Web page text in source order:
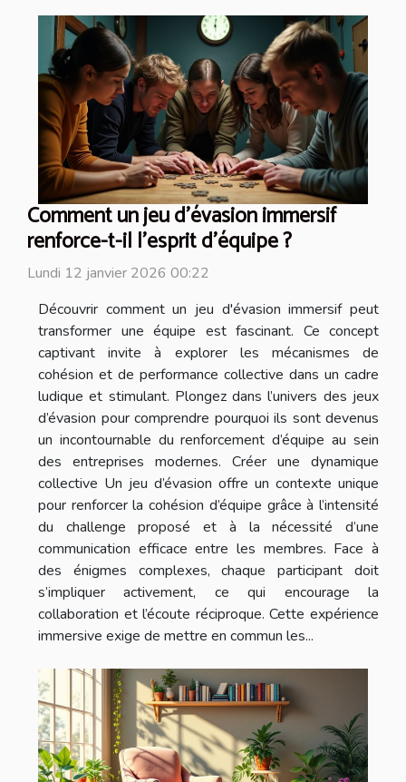
Comment un jeu d'évasion immersif
renforce-t-il l'esprit d'équipe ?
Lundi 12 janvier 2026 00:22
Découvrir comment un jeu d'évasion immersif peut
transformer une équipe est fascinant. Ce concept
captivant invite à explorer les mécanismes de
cohésion et de performance collective dans un cadre
ludique et stimulant. Plongez dans l’univers des jeux
d’évasion pour comprendre pourquoi ils sont devenus
un incontournable du renforcement d’équipe au sein
des entreprises modernes. Créer une dynamique
collective Un jeu d’évasion offre un contexte unique
pour renforcer la cohésion d’équipe grâce à l’intensité
du challenge proposé et à la nécessité d’une
communication efficace entre les membres. Face à
des énigmes complexes, chaque participant doit
s’impliquer activement, ce qui encourage la
collaboration et l’écoute réciproque. Cette expérience
immersive exige de mettre en commun les...